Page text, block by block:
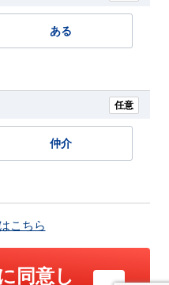
ある
任意
仲介
こちら
同意し